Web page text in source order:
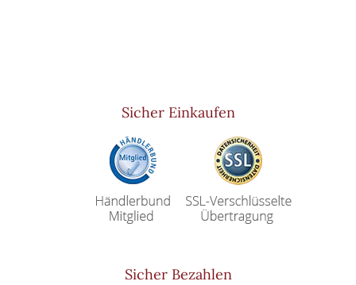
Sicher Einkaufen
Sicher Bezahlen